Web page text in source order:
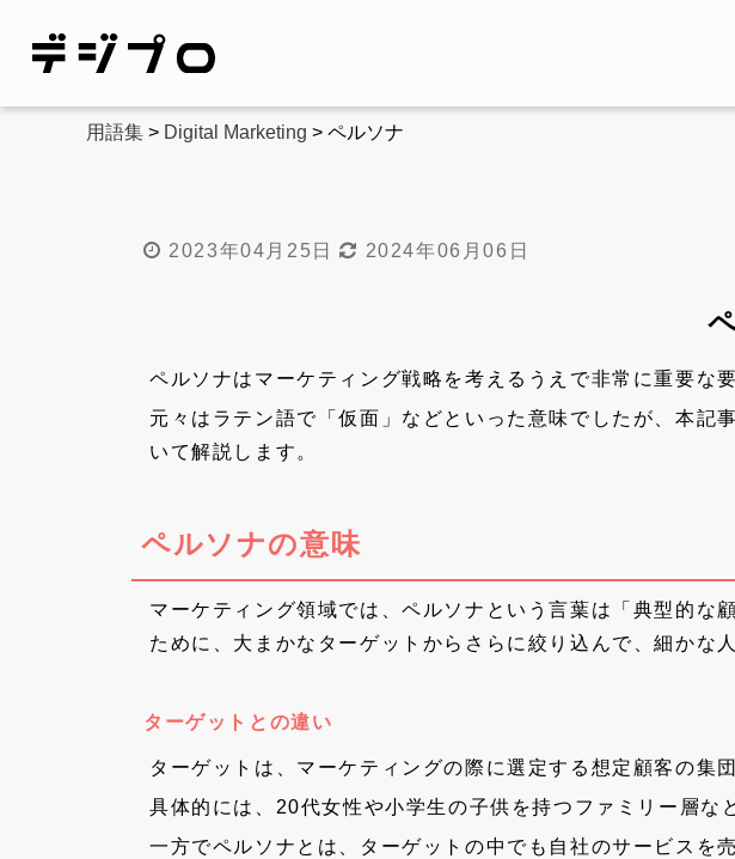
用語集 > Digital Marketing > ペルソナ
2023年04月25日 2024年06月06日
ペルソナはマーケティング戦略を考えるうえで非常に重要な要
元々はラテン語で「仮面」などといった意味でしたが、本記
いて解説します。
ペルソナの意味
マーケティング領域では、ペルソナという言葉は「典型的な
ために、大まかなターゲットからさらに絞り込んで、細かな
ターゲットとの違い
ターゲットは、マーケティングの際に選定する想定顧客の集
具体的には、20代女性や小学生の子供を持つファミリー層な
一方でペルソナとは、ターゲットの中でも自社のサービスを